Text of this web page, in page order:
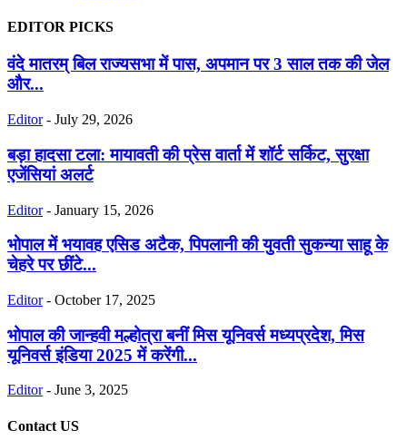
EDITOR PICKS
वंदे मातरम् बिल राज्यसभा में पास, अपमान पर 3 साल तक की जेल
और...
Editor - July 29, 2026
बड़ा हादसा टला: मायावती की प्रेस वार्ता में शॉर्ट सर्किट, सुरक्षा
एजेंसियां अलर्ट
Editor - January 15, 2026
भोपाल में भयावह एसिड अटैक, पिपलानी की युवती सुकन्या साहू के
चेहरे पर छींटे...
Editor - October 17, 2025
भोपाल की जान्हवी मल्होत्रा बनीं मिस यूनिवर्स मध्यप्रदेश, मिस
यूनिवर्स इंडिया 2025 में करेंगी...
Editor - June 3, 2025
Contact US